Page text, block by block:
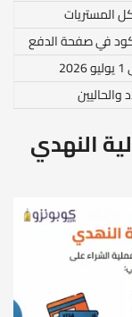
المستريات
والحاليين
النهدي